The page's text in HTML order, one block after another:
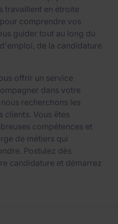
travaillent en étroite
comprendre vos
guider tout au long du
de la candidature
offrir un service
dans votre
recherchons les
clients. Vous êtes
compétences et
de métiers qui
Postulez dès
candidature et démarrez